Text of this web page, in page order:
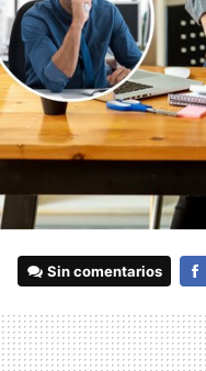
Sin comentarios